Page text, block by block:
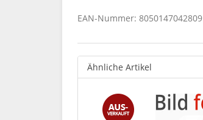
EAN-Nummer: 8050147042809
Ähnliche Artikel